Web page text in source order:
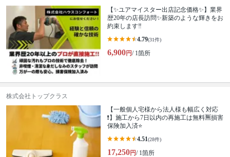
【✨ユアマイスター出店記念価格✨】業界
歴20年の店長訪問✨新築のような輝きをお
約束します‼️
4.79(31件)
6,900円/ 1箇所
株式会社トップクラス
【一般個人宅様から法人様も幅広く対応
❗️】施工から7日以内の再施工は無料🈚️損害
保険加入済⭐️
4.51(28件)
17,250円/ 1箇所